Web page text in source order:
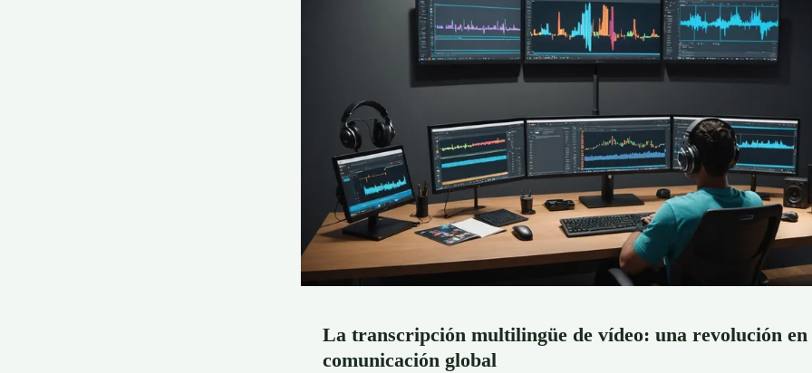
La transcripción multilingüe de vídeo: una revolución en
comunicación global